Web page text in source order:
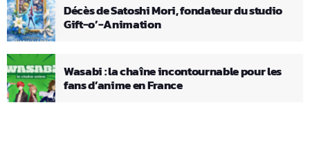
Décès de Satoshi Mori, fondateur du studio
Gift-o’-Animation
Wasabi : la chaîne incontournable pour les
fans d’anime en France